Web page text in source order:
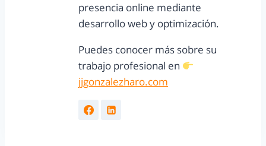
presencia online mediante
desarrollo web y optimización.
Puedes conocer más sobre su
trabajo profesional en
jjgonzalezharo.com